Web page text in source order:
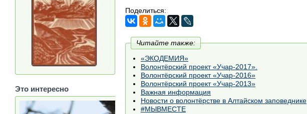
Поделиться:
Читайте также:
«ЭКОДЕМИЯ»
Волонтёрский проект «Учар-2017».
Волонтёрский проект «Учар-2016»
Волонтёрский проект «Учар-2013»
Важная информация
Новости о волонтёрстве в Алтайском заповеднике
#МЫВМЕСТЕ
Это интересно